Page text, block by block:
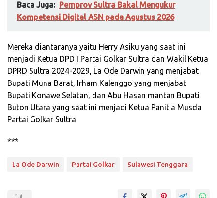
Baca Juga: Pemprov Sultra Bakal Mengukur
Kompetensi Digital ASN pada Agustus 2026
Mereka diantaranya yaitu Herry Asiku yang saat ini
menjadi Ketua DPD I Partai Golkar Sultra dan Wakil Ketua
DPRD Sultra 2024-2029, La Ode Darwin yang menjabat
Bupati Muna Barat, Irham Kalenggo yang menjabat
Bupati Konawe Selatan, dan Abu Hasan mantan Bupati
Buton Utara yang saat ini menjadi Ketua Panitia Musda
Partai Golkar Sultra.
***
La Ode Darwin Partai Golkar Sulawesi Tenggara